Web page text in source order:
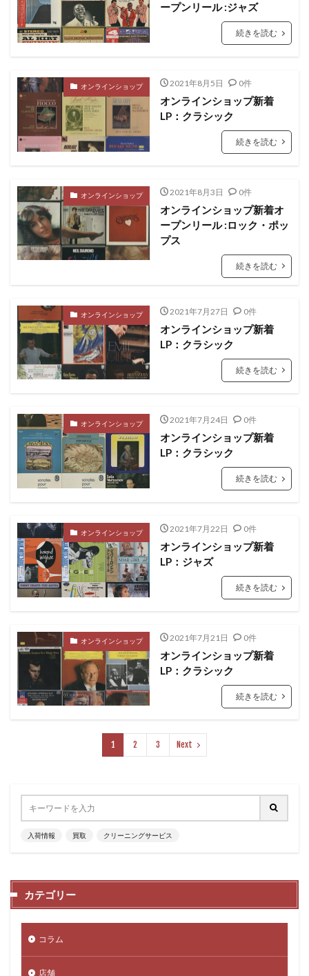
ープンリール :ジャズ
続きを読む
オンラインショップ 2021年8月5日 0件
オンラインショップ新着
LP：クラシック
続きを読む
オンラインショップ 2021年8月3日 0件
オンラインショップ新着オ
ープンリール :ロック・ポッ
プス
続きを読む
オンラインショップ 2021年7月27日 0件
オンラインショップ新着
LP：クラシック
続きを読む
オンラインショップ 2021年7月24日 0件
オンラインショップ新着
LP：クラシック
続きを読む
オンラインショップ 2021年7月22日 0件
オンラインショップ新着
LP：ジャズ
続きを読む
オンラインショップ 2021年7月21日 0件
オンラインショップ新着
LP：クラシック
続きを読む
1 2 3 Next
入荷情報 買取 クリーニングサービス
カテゴリー
コラム
店舗